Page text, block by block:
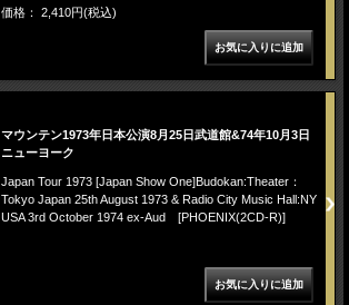
価格： 2,410円(税込)
マウンテン1973年日本公演8月25日武道館&74年10月3日
ニューヨーク
Japan Tour 1973 [Japan Show One]Budokan:Theater：
Tokyo Japan 25th August 1973 & Radio City Music Hall:NY
USA 3rd October 1974 ex-Aud [PHOENIX(2CD-R)]